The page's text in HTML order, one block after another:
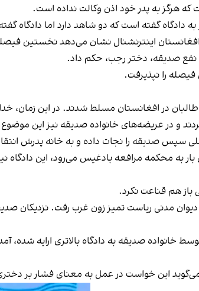
هرگز به پدر خود اذن وکالت نداده است.
دادگاه گفته است که دو شاهد دارد اما دادگاه
اینترنشنال نشان می‌دهد نخستین
فیصله را نپذیرفت.
در ماه اسد ۱۴۰۰ طالبان در افغانستان مسلط شدند. در
و در عریضه‌های خانواده صدیقه نیز این
سپس صدیقه را نجات داده و به خانه پدرش
باز هم قناعت نکرد.
خانواده صدیقه به دادگاه بالاتری ارایه شده،
این خواست در عمل به معنای فشار بر